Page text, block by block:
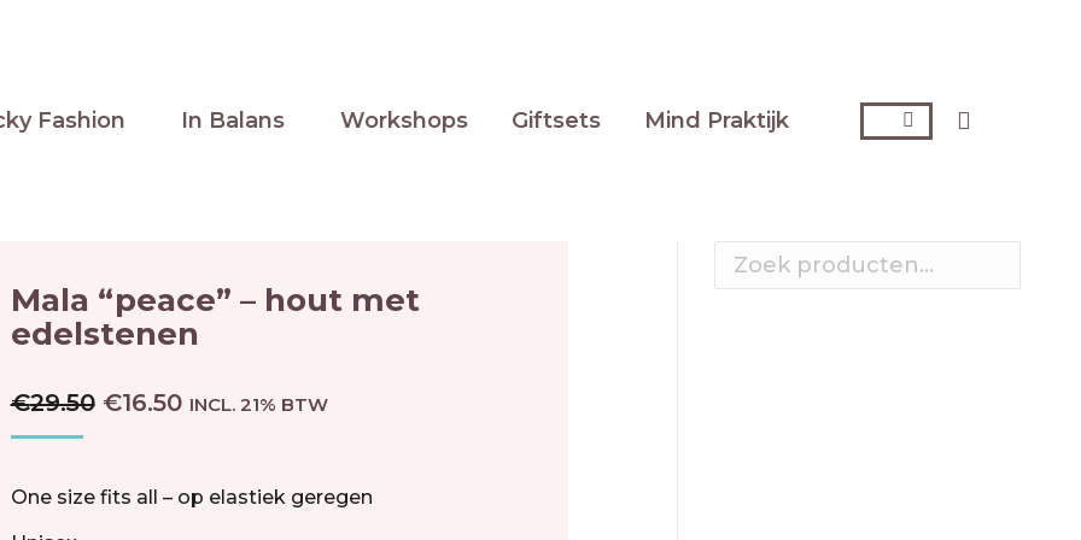
Fashion In Balans Workshops Giftsets Mind Praktijk
Mala “peace” – hout met
edelstenen
€29.50 €16.50 INCL. 21% BTW
One size fits all – op elastiek geregen